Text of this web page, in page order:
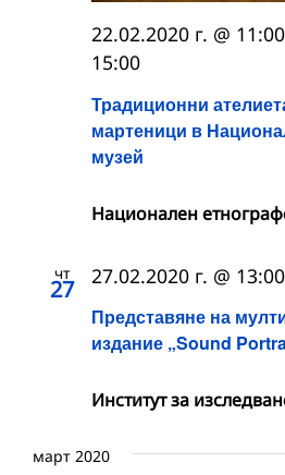
Традиционни
мартеници в
музей
22.02.2020 г. @ 11:00
15:00
Национален
чт
27
Представяне на
издание „Sound
27.02.2020 г. @ 13:00
Институт за
март 2020